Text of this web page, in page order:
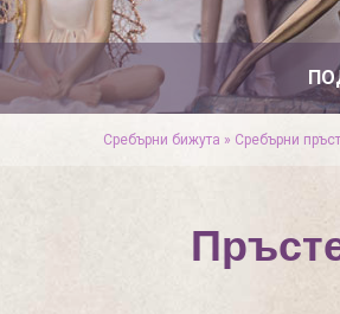
Сребърни бижута » Сребърни